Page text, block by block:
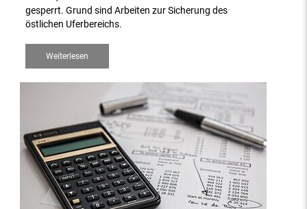
gesperrt. Grund sind Arbeiten zur Sicherung des
östlichen Uferbereichs.
Weiterlesen